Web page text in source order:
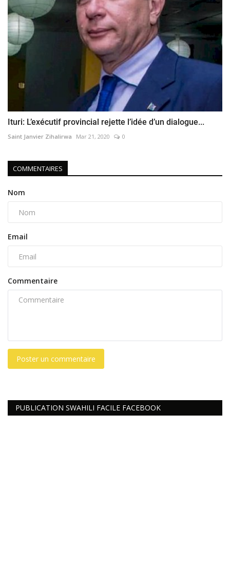
Ituri: L’exécutif provincial rejette l’idée d’un dialogue...
Saint Janvier Zihalirwa Mar 21, 2020 0
COMMENTAIRES
Nom
Email
Commentaire
Poster un commentaire
PUBLICATION SWAHILI FACILE FACEBOOK